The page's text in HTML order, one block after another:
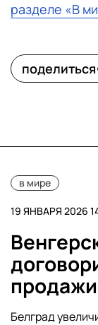
разделе «В
поделиться
в мире
19 ЯНВАРЯ 2026
Белград